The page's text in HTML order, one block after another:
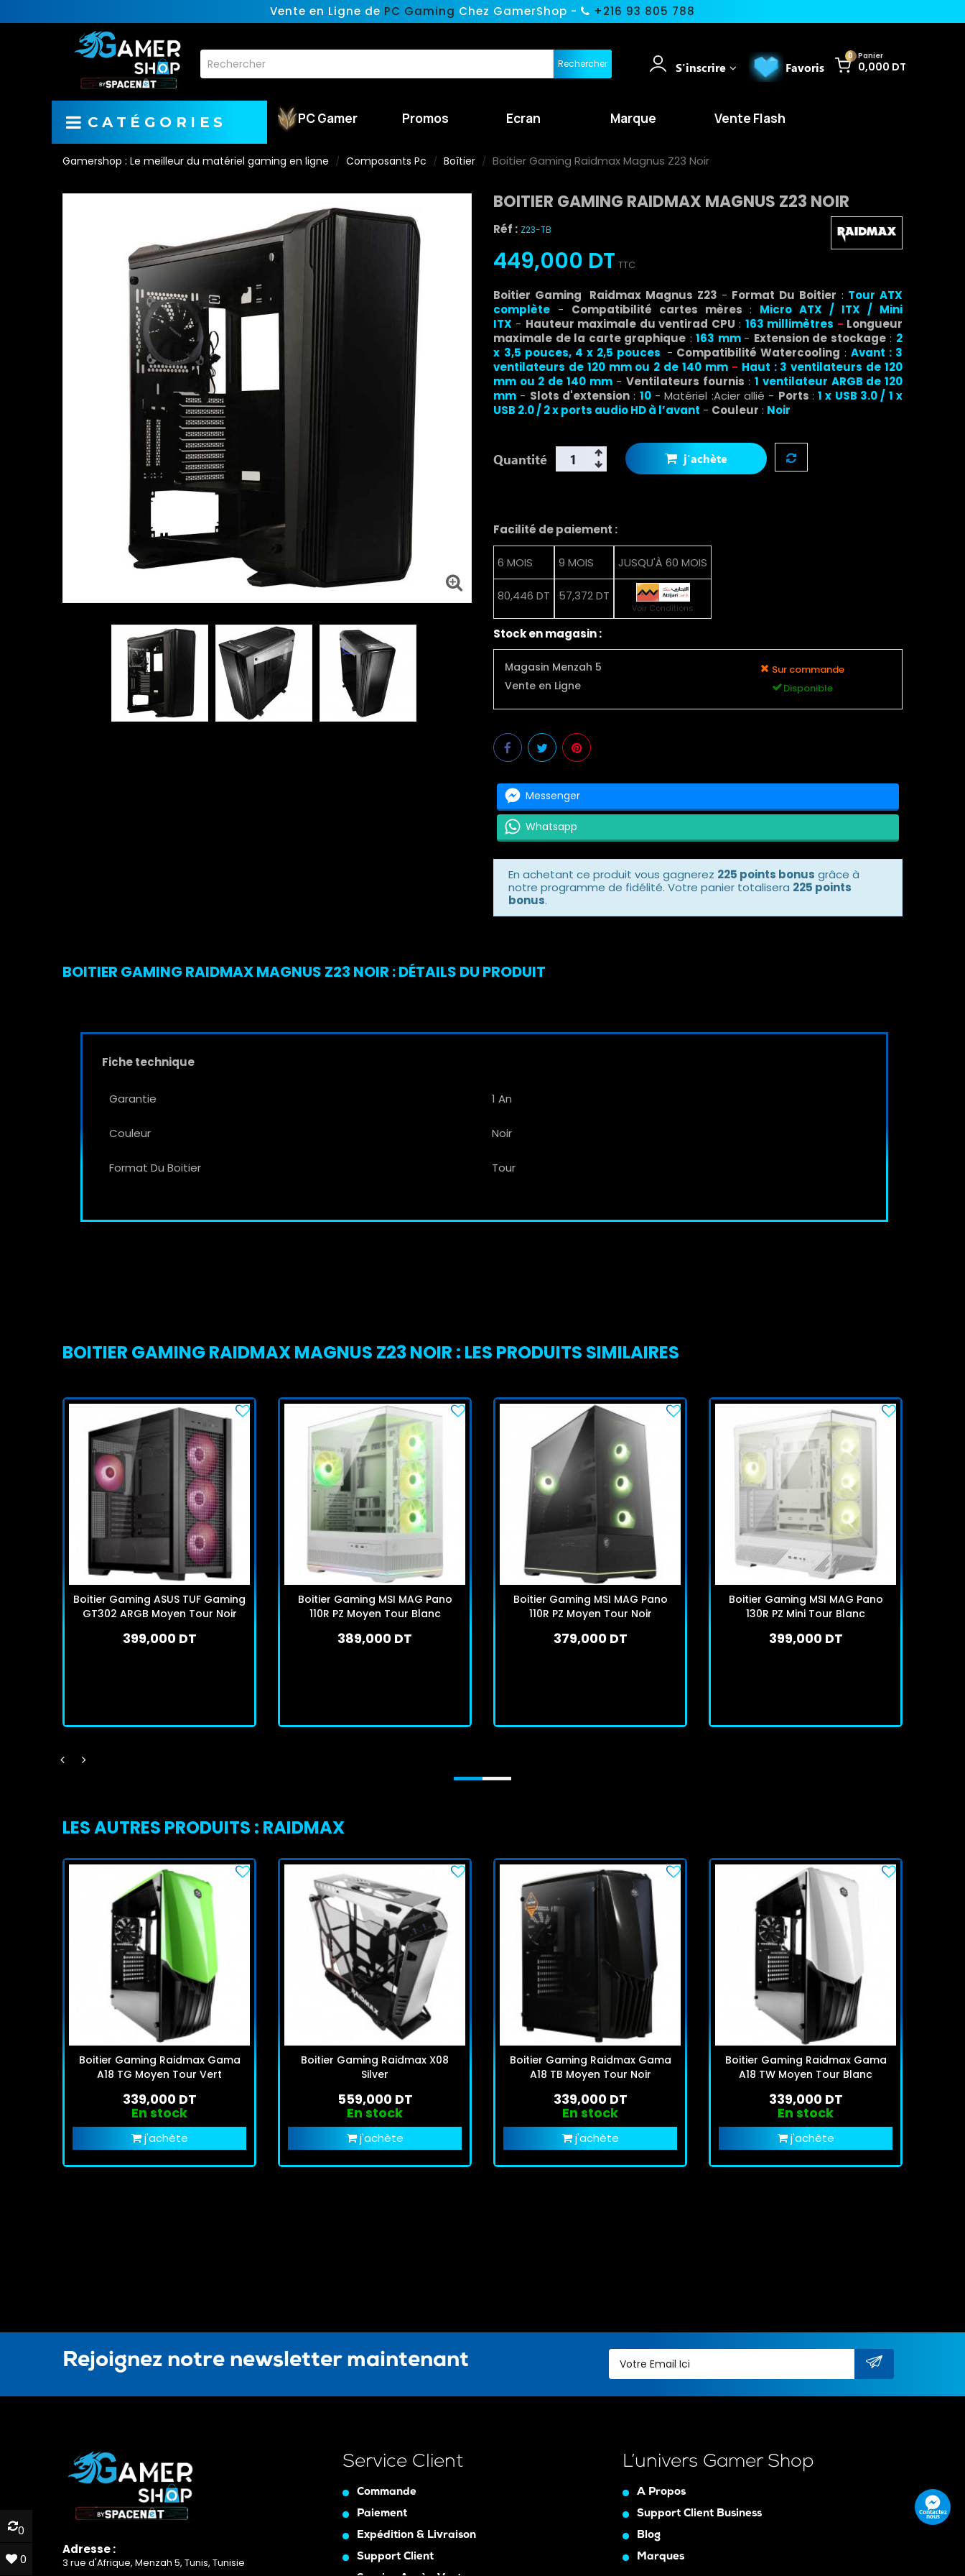
Vente en Ligne de PC Gaming Chez GamerShop - +216 93 805 788
Rechercher
0 Panier
0,000 DT
Favoris
S'inscrire
CATÉGORIES PC Gamer Promos Ecran Marque Vente Flash
Gamershop : Le meilleur du matériel gaming en ligne Composants Pc Boîtier Boitier Gaming Raidmax Magnus Z23 Noir
BOITIER GAMING RAIDMAX MAGNUS Z23 NOIR
Réf : Z23-TB
449,000 DT TTC
Boitier Gaming Raidmax Magnus Z23 - Format Du Boitier : Tour ATX
complète - Compatibilité cartes mères : Micro ATX / ITX / Mini
ITX - Hauteur maximale du ventirad CPU : 163 millimètres - Longueur
maximale de la carte graphique :163 mm - Extension de stockage: 2
x 3,5 pouces, 4 x 2,5 pouces - Compatibilité Watercooling :Avant : 3
ventilateurs de 120 mm ou 2 de 140 mm- Haut : 3 ventilateurs de 120
mm ou 2 de 140 mm-Ventilateurs fournis :1 ventilateur ARGB de 120
mm - Slots d'extension: 10- Matériel :Acier allié - Ports :1 x USB 3.0 / 1 x
USB 2.0 / 2 x ports audio HD à l’avant - Couleur : Noir
Quantité j'achète
Facilité de paiement :
6 MOIS
80,446 DT
9 MOIS
57,372 DT
JUSQU'À 60 MOIS
Voir Conditions
Stock en magasin :
Magasin Menzah 5 Sur commande
Vente en Ligne Disponible
Messenger
Whatsapp
En achetant ce produit vous gagnerez 225 points bonus grâce à
notre programme de fidélité. Votre panier totalisera 225 points
bonus.
BOITIER GAMING RAIDMAX MAGNUS Z23 NOIR : DÉTAILS DU PRODUIT
Fiche technique
Garantie 1 An
Couleur Noir
Format Du Boitier Tour
BOITIER GAMING RAIDMAX MAGNUS Z23 NOIR : LES PRODUITS SIMILAIRES
Boitier Gaming ASUS TUF Gaming
GT302 ARGB Moyen Tour Noir
399,000 DT
Boitier Gaming MSI MAG Pano
110R PZ Moyen Tour Blanc
389,000 DT
Boitier Gaming MSI MAG Pano
110R PZ Moyen Tour Noir
379,000 DT
Boitier Gaming MSI MAG Pano
130R PZ Mini Tour Blanc
399,000 DT
LES AUTRES PRODUITS : RAIDMAX
Boitier Gaming Raidmax Gama
A18 TG Moyen Tour Vert
339,000 DT
En stock
j'achète
Boitier Gaming Raidmax X08
Silver
559,000 DT
En stock
j'achète
Boitier Gaming Raidmax Gama
A18 TB Moyen Tour Noir
339,000 DT
En stock
j'achète
Boitier Gaming Raidmax Gama
A18 TW Moyen Tour Blanc
339,000 DT
En stock
j'achète
Rejoignez notre newsletter maintenant
Adresse :
3 rue d'Afrique, Menzah 5, Tunis, Tunisie
Service Client
Commande
Paiement
Expédition & Livraison
Support Client
L’univers Gamer Shop
A Propos
Support Client Business
Blog
Marques
Contactez
nous
0
0
0
0